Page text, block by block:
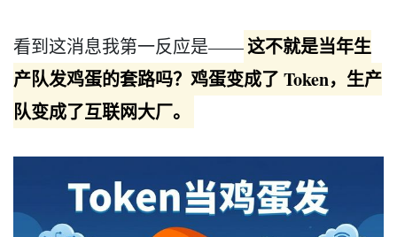
看到这消息我第一反应是——这不就是当年生
产队发鸡蛋的套路吗？鸡蛋变成了 Token，生产
队变成了互联网大厂。